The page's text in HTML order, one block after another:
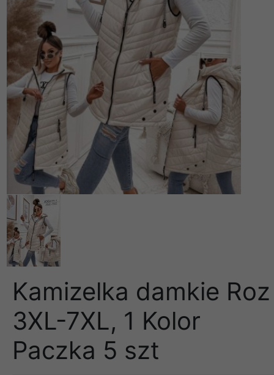
Kamizelka damkie Roz
3XL-7XL, 1 Kolor
Paczka 5 szt